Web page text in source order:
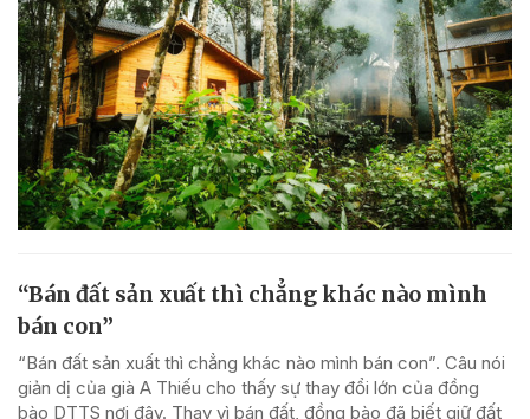
“Bán đất sản xuất thì chẳng khác nào mình
bán con”
“Bán đất sản xuất thì chẳng khác nào mình bán con”. Câu nói
giản dị của già A Thiếu cho thấy sự thay đổi lớn của đồng
bào DTTS nơi đây. Thay vì bán đất, đồng bào đã biết giữ đất